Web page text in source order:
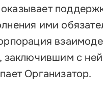
ими
с ней
Организатор.